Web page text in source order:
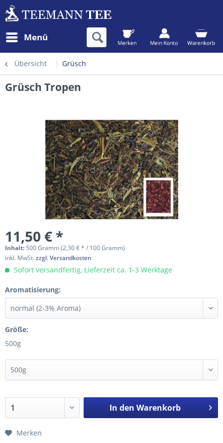
Menü
Übersicht Grüsch
Grüsch Tropen
11,50 € *
Inhalt: 500 Gramm (2,30 € * / 100 Gramm)
inkl. MwSt.zzgl. Versandkosten
Sofort versandfertig, Lieferzeit ca. 1-3 Werktage
Aromatisierung:
Größe:
500g
In den Warenkorb
Merken